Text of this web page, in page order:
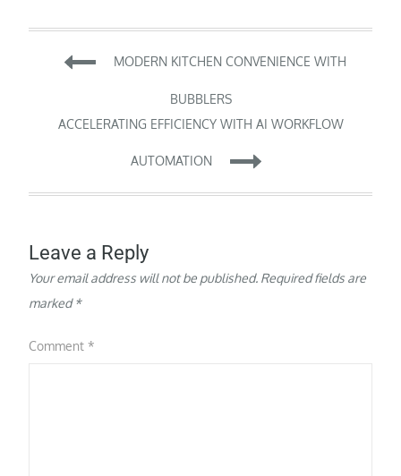
Post
navigation
MODERN KITCHEN CONVENIENCE WITH
BUBBLERS
ACCELERATING EFFICIENCY WITH AI WORKFLOW
AUTOMATION
Leave a Reply
Your email address will not be published. Required fields are
marked*
Comment*